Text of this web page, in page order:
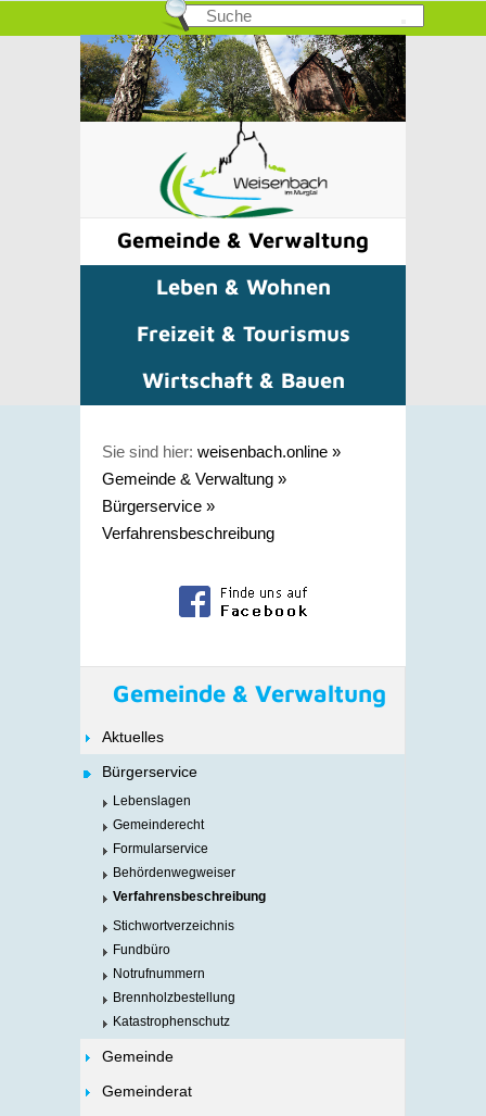
Gemeinde & Verwaltung
Leben & Wohnen
Freizeit & Tourismus
Wirtschaft & Bauen
Sie sind hier: weisenbach.online »
Gemeinde & Verwaltung »
Bürgerservice »
Verfahrensbeschreibung
Gemeinde & Verwaltung
Aktuelles
Bürgerservice
Lebenslagen
Gemeinderecht
Formularservice
Behördenwegweiser
Verfahrensbeschreibung
Stichwortverzeichnis
Fundbüro
Notrufnummern
Brennholzbestellung
Katastrophenschutz
Gemeinde
Gemeinderat